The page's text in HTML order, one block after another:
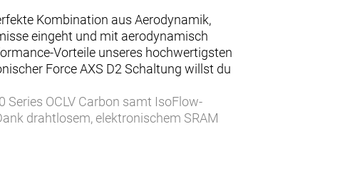
Kombination aus Aerodynamik,
eingeht und mit aerodynamisch
Vorteile unseres hochwertigsten
Force AXS D2 Schaltung willst du
OCLV Carbon samt IsoFlow-
drahtlosem, elektronischem SRAM
Einheit.